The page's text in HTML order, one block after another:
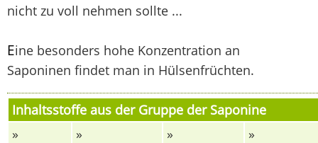
nicht zu voll nehmen sollte ...
Eine besonders hohe Konzentration an
Saponinen findet man in Hülsenfrüchten.
Inhaltsstoffe aus der Gruppe der Saponine
»
»
»
»